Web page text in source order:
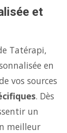
et
Tatérapi,
en
vos sources
. Dès
un
meilleur